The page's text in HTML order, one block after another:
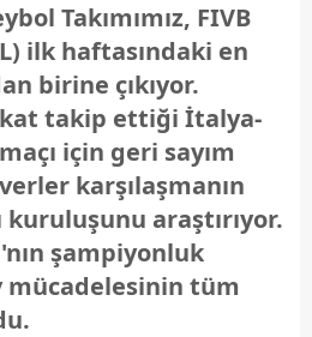
Takımımız, FIVB
ilk haftasındaki en
birine çıkıyor.
takip ettiği İtalya-
için geri sayım
karşılaşmanın
kuruluşunu araştırıyor.
şampiyonluk
tüm